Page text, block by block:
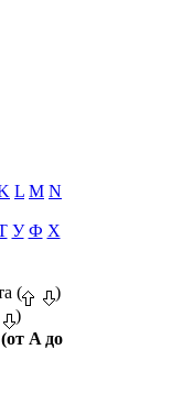
L M N
У Ф Х
(
)
)
A до